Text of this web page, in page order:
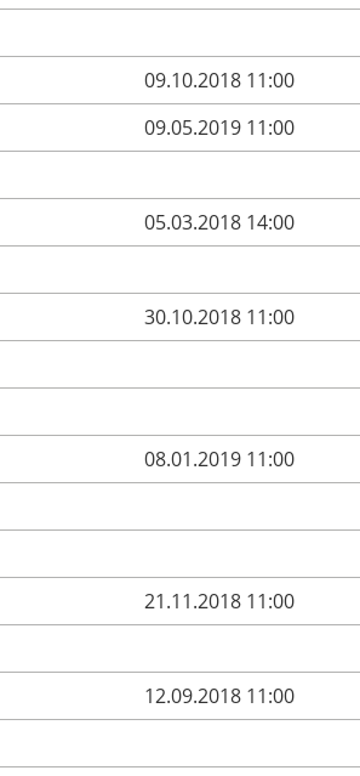
09.10.2018 11:00
09.05.2019 11:00
05.03.2018 14:00
30.10.2018 11:00
08.01.2019 11:00
21.11.2018 11:00
12.09.2018 11:00